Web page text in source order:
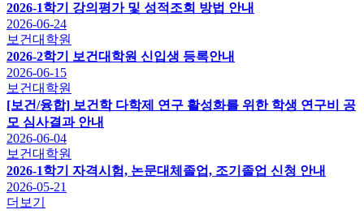
2026-1학기 강의평가 및 성적조회 방법 안내
2026-06-24
보건대학원
2026-2학기 보건대학원 신입생 등록안내
2026-06-15
보건대학원
[보건/융합] 보건학 다학제 연구 활성화를 위한 학생 연구비 공
모 심사결과 안내
2026-06-04
보건대학원
2026-1학기 자격시험, 논문대체졸업, 조기졸업 신청 안내
2026-05-21
더보기